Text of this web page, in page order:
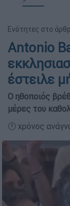
Ενότητες στο
Antonio
έστειλε
Ο ηθοποιός
μέρες του
🕛 χρόνος